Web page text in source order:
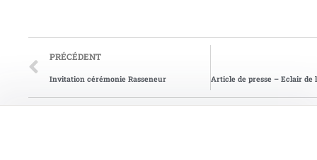
PRÉCÉDENT
Invitation cérémonie Rasseneur